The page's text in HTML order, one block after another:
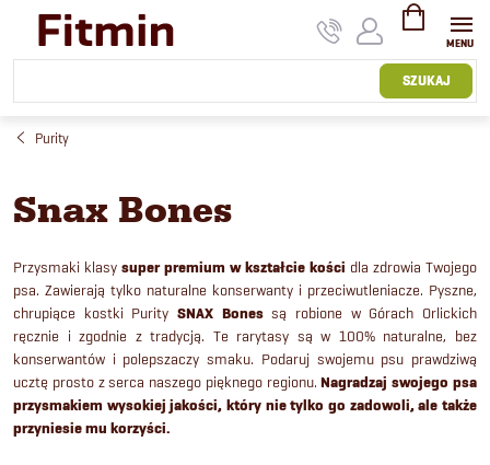
treści
SZUKAJ
KOSZYK
Purity
Snax Bones
Przysmaki klasy super premium w kształcie kości dla zdrowia Twojego
psa. Zawierają tylko naturalne konserwanty i przeciwutleniacze. Pyszne,
chrupiące kostki Purity SNAX Bonessą robione w Górach Orlickich
ręcznie i zgodnie z tradycją. Te rarytasy są w 100% naturalne, bez
konserwantów i polepszaczy smaku. Podaruj swojemu psu prawdziwą
ucztę prosto z serca naszego pięknego regionu.Nagradzaj swojego psa
przysmakiem wysokiej jakości, który nie tylko go zadowoli, ale także
przyniesie mu korzyści.